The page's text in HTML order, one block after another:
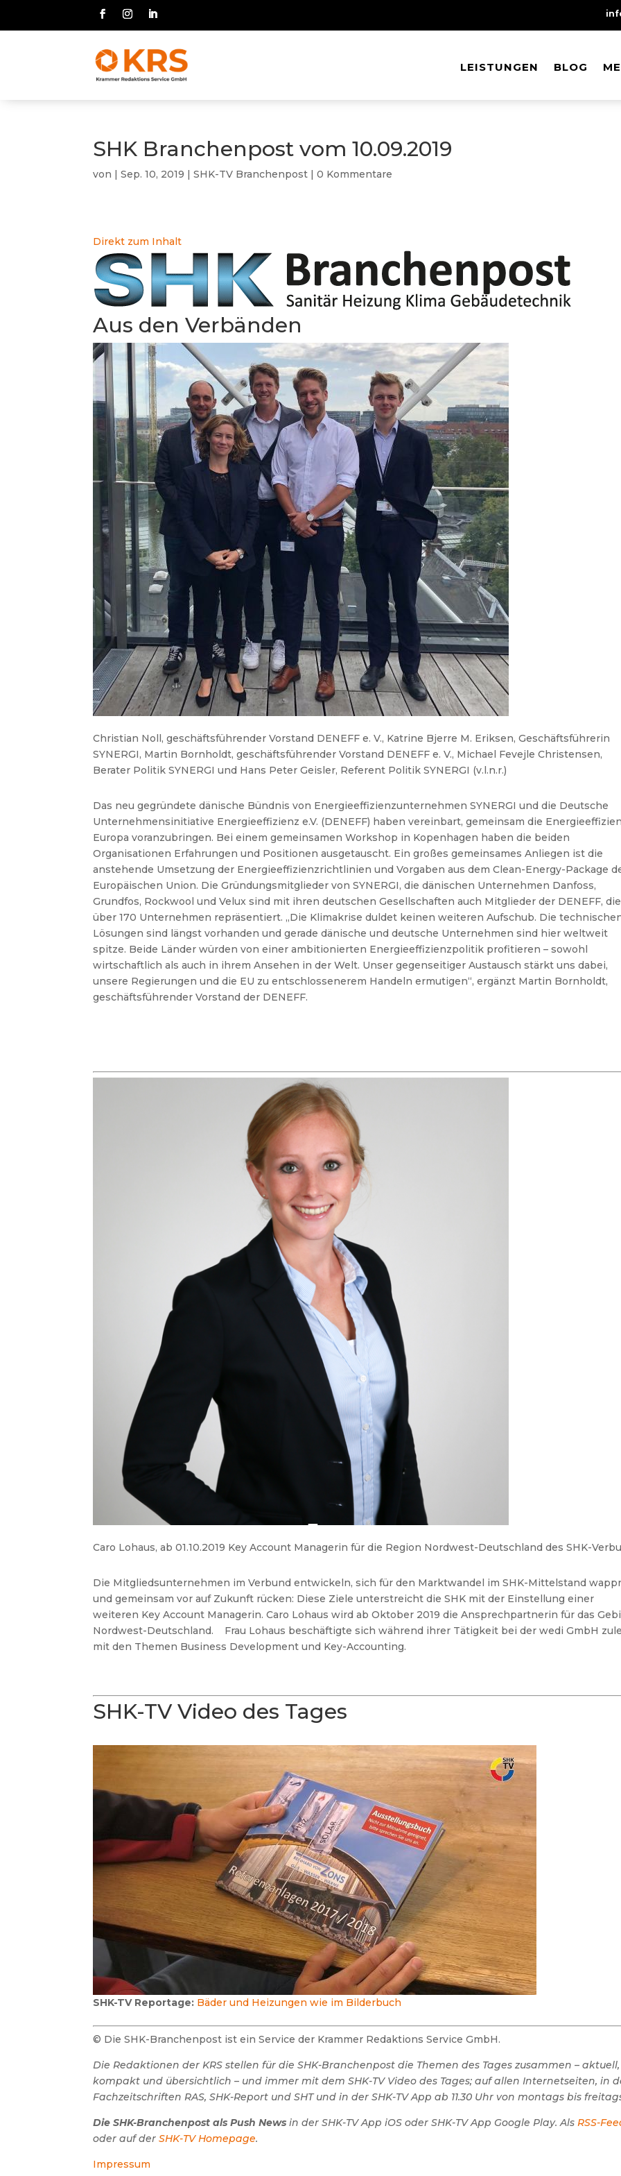
LEISTUNGEN BLOG
LEISTUNGEN BLOG
SHK Branchenpost vom 10.09.2019
von |Sep. 10, 2019 |SHK-TV Branchenpost |0 Kommentare
Direkt zum Inhalt
Aus den Verbänden
Christian Noll, geschäftsführender Vorstand DENEFF e. V., Katrine Bjerre M. Eriksen, Geschäftsführerin
SYNERGI, Martin Bornholdt, geschäftsführender Vorstand DENEFF e. V., Michael Fevejle Christensen,
Berater Politik SYNERGI und Hans Peter Geisler, Referent Politik SYNERGI (v.l.n.r.)
Das neu gegründete dänische Bündnis von Energieeffizienzunternehmen SYNERGI und die Deutsche
Unternehmensinitiative Energieeffizienz e.V. (DENEFF) haben vereinbart, gemeinsam die
Europa voranzubringen. Bei einem gemeinsamen Workshop in Kopenhagen haben die beiden
Organisationen Erfahrungen und Positionen ausgetauscht. Ein großes gemeinsames Anliegen ist die
anstehende Umsetzung der Energieeffizienzrichtlinien und Vorgaben aus dem Clean-Energy-Package
Europäischen Union. Die Gründungsmitglieder von SYNERGI, die dänischen Unternehmen Danfoss,
Grundfos, Rockwool und Velux sind mit ihren deutschen Gesellschaften auch Mitglieder der DENEFF, die
über 170 Unternehmen repräsentiert. „Die Klimakrise duldet keinen weiteren Aufschub. Die
Lösungen sind längst vorhanden und gerade dänische und deutsche Unternehmen sind hier weltweit
spitze. Beide Länder würden von einer ambitionierten Energieeffizienzpolitik profitieren – sowohl
wirtschaftlich als auch in ihrem Ansehen in der Welt. Unser gegenseitiger Austausch stärkt uns dabei,
unsere Regierungen und die EU zu entschlossenerem Handeln ermutigen“, ergänzt Martin Bornholdt,
geschäftsführender Vorstand der DENEFF.
Caro Lohaus, ab 01.10.2019 Key Account Managerin für die Region Nordwest-Deutschland des SHK-
Die Mitgliedsunternehmen im Verbund entwickeln, sich für den Marktwandel im SHK-Mittelstand
und gemeinsam vor auf Zukunft rücken: Diese Ziele unterstreicht die SHK mit der Einstellung einer
weiteren Key Account Managerin. Caro Lohaus wird ab Oktober 2019 die Ansprechpartnerin für das
Nordwest-Deutschland.
Frau Lohaus beschäftigte sich während ihrer Tätigkeit bei der wedi GmbH
mit den Themen Business Development und Key-Accounting.
SHK-TV Video des Tages
SHK-TV Reportage: Bäder und Heizungen wie im Bilderbuch
© Die SHK-Branchenpost ist ein Service der Krammer Redaktions Service GmbH.
Die Redaktionen der KRS stellen für die SHK-Branchenpost die Themen des Tages zusammen – aktuell,
kompakt und übersichtlich – und immer mit dem SHK-TV Video des Tages; auf allen Internetseiten, in
Fachzeitschriften RAS, SHK-Report und SHT und in der SHK-TV App ab 11.30 Uhr von montags bis
Die SHK-Branchenpost als Push News in der SHK-TV App iOS oder SHK-TV App Google Play. AlsRSS-
oder auf derSHK-TV Homepage.
Impressum